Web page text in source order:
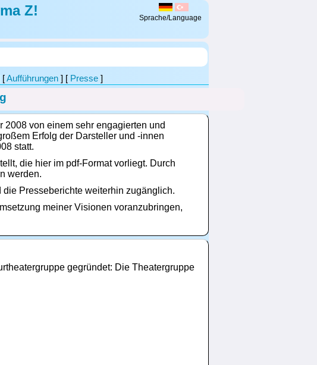
Z! Sprache/Language
[Aufführungen ] [ Presse ]
2008 von einem sehr engagierten und
Erfolg der Darsteller und -innen
statt.
die hier im pdf-Format vorliegt. Durch
werden.
Presseberichte weiterhin zugänglich.
meiner Visionen voranzubringen,
gegründet: Die Theatergruppe